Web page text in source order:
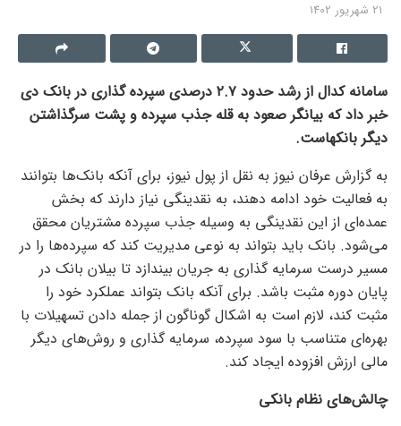
21 شهریور 1402
سامانه کدال از رشد حدود ۲.۷ درصدی سپرده گذاری در بانک دی
خبر داد که بیانگر صعود به قله جذب سپرده و پشت سرگذاشتن
دیگر بانکهاست.
به گزارش عرفان نیوز به نقل از پول نیوز، برای آنکه بانک‌ها بتوانند
به فعالیت خود ادامه دهند، به نقدینگی نیاز دارند که بخش
عمده‌ای از این نقدینگی به وسیله جذب سپرده مشتریان محقق
می‌شود. بانک باید بتواند به نوعی مدیریت کند که سپرده‌ها را در
مسیر درست سرمایه گذاری به جریان بیندازد تا بیلان بانک در
پایان دوره مثبت باشد. برای آنکه بانک بتواند عملکرد خود را
مثبت کند، لازم است به اشکال گوناگون از جمله دادن تسهیلات با
بهره‌ای متناسب با سود سپرده، سرمایه گذاری و روش‌های دیگر
مالی ارزش افزوده ایجاد کند.
چالش‌های نظام بانکی